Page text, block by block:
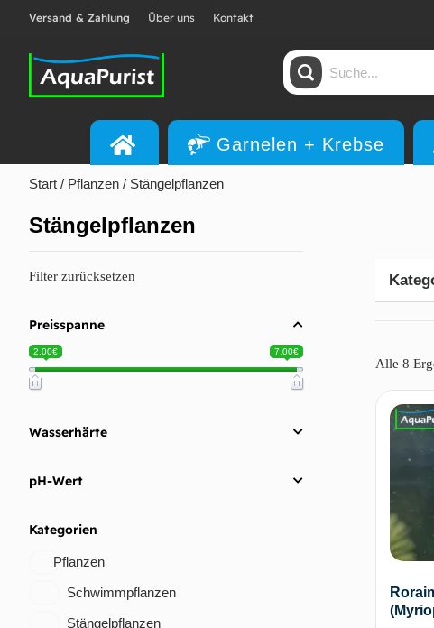
Versand & Zahlung Über uns Kontakt
Garnelen + Krebse
Start / Pflanzen / Stängelpflanzen
Stängelpflanzen
Filter zurücksetzen
Preisspanne
2.00€ 7.00€
Wasserhärte
pH-Wert
Kategorien
Pflanzen
Schwimmpflanzen
Stängelpflanzen
Alle 8